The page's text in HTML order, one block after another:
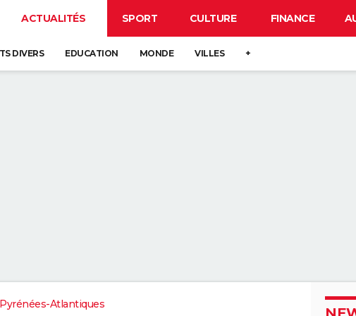
ACTUALITÉS SPORT CULTURE FINANCE
DIVERS EDUCATION MONDE VILLES +
Pyrénées-Atlantiques